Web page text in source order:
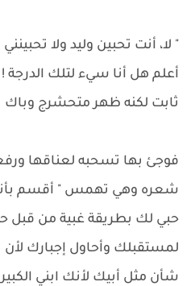
" لا، أنت تحبين وليد ولا
أعلم هل أنا سيء لتلك
ثابت لكنه ظهر متحشرج وباك
فوجئ بها تسحبه لعناقها
شعره وهي تهمس " أقسم
حبي لك بطريقة غبية من
لمستقبلك وأحاول إجبارك
شأن مثل أبيك لأنك ابني